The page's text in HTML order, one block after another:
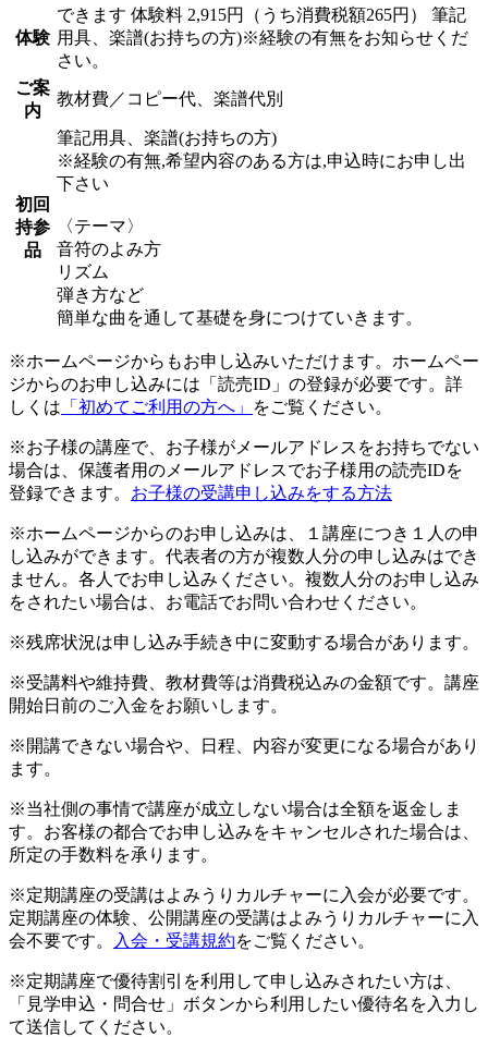
体験
できます 体験料 2,915円（うち消費税額265円） 筆記
用具、楽譜(お持ちの方)※経験の有無をお知らせくだ
さい。
ご案
内
教材費／コピー代、楽譜代別
初回
持参
品
筆記用具、楽譜(お持ちの方)
※経験の有無,希望内容のある方は,申込時にお申し出
下さい
〈テーマ〉
音符のよみ方
リズム
弾き方など
簡単な曲を通して基礎を身につけていきます。
※ホームページからもお申し込みいただけます。ホームペー
ジからのお申し込みには「読売ID」の登録が必要です。詳
しくは 「初めてご利用の方へ」 をご覧ください。
※お子様の講座で、お子様がメールアドレスをお持ちでない
場合は、保護者用のメールアドレスでお子様用の読売IDを
登録できます。 お子様の受講申し込みをする方法
※ホームページからのお申し込みは、１講座につき１人の申
し込みができます。代表者の方が複数人分の申し込みはでき
ません。各人でお申し込みください。複数人分のお申し込み
をされたい場合は、お電話でお問い合わせください。
※残席状況は申し込み手続き中に変動する場合があります。
※受講料や維持費、教材費等は消費税込みの金額です。講座
開始日前のご入金をお願いします。
※開講できない場合や、日程、内容が変更になる場合があり
ます。
※当社側の事情で講座が成立しない場合は全額を返金しま
す。お客様の都合でお申し込みをキャンセルされた場合は、
所定の手数料を承ります。
※定期講座の受講はよみうりカルチャーに入会が必要です。
定期講座の体験、公開講座の受講はよみうりカルチャーに入
会不要です。
入会・受講規約をご覧ください。
※定期講座で優待割引を利用して申し込みされたい方は、
「見学申込・問合せ」ボタンから利用したい優待名を入力し
て送信してください。